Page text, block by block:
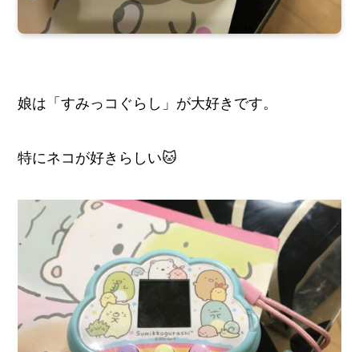
娘は「すみっコぐらし」 が大好きです。
特にネコが好きらしい🐱